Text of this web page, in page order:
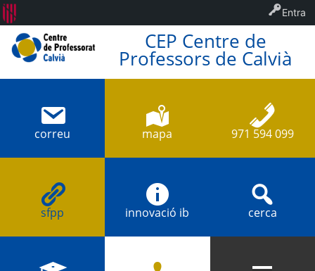
CEP Centre de
Professors de Calvià
correu mapa 971 594 099
sfpp innovació ib cerca
Entra